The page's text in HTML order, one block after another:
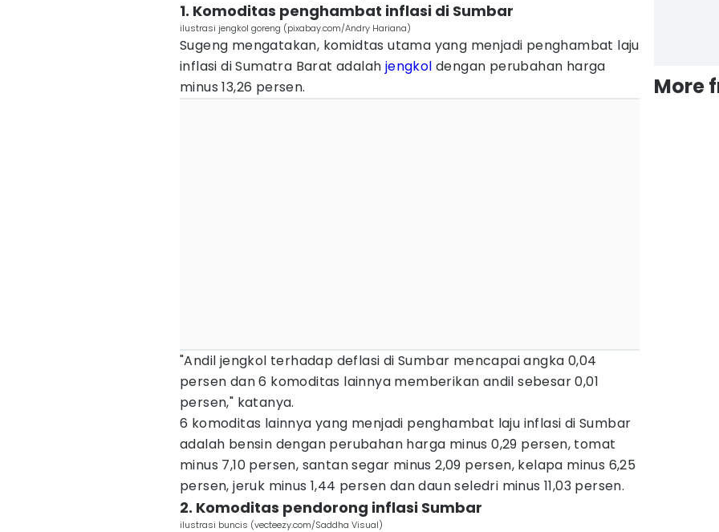
1. Komoditas penghambat inflasi di Sumbar
ilustrasi jengkol goreng (pixabay.com/Andry Hariana)
Sugeng mengatakan, komidtas utama yang menjadi penghambat laju
inflasi di Sumatra Barat adalah jengkol dengan perubahan harga
minus 13,26 persen.
"Andil jengkol terhadap deflasi di Sumbar mencapai angka 0,04
persen dan 6 komoditas lainnya memberikan andil sebesar 0,01
persen," katanya.
6 komoditas lainnya yang menjadi penghambat laju inflasi di Sumbar
adalah bensin dengan perubahan harga minus 0,29 persen, tomat
minus 7,10 persen, santan segar minus 2,09 persen, kelapa minus 6,25
persen, jeruk minus 1,44 persen dan daun seledri minus 11,03 persen.
2. Komoditas pendorong inflasi Sumbar
ilustrasi buncis (vecteezy.com/Saddha Visual)
More